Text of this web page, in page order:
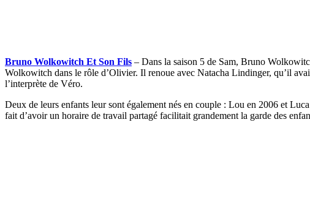
Bruno Wolkowitch Et Son Fils – Dans la saison 5 de Sam, Bruno
Wolkowitch dans le rôle d’Olivier. Il renoue avec Natacha Lindinger, qu’il
l’interprète de Véro.
Deux de leurs enfants leur sont également nés en couple : Lou en 2006 et
fait d’avoir un horaire de travail partagé facilitait grandement la garde des